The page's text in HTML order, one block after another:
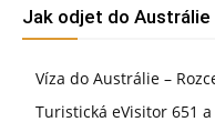
Jak odjet do Austrálie
Víza do Austrálie –
Turistická eVisitor 651